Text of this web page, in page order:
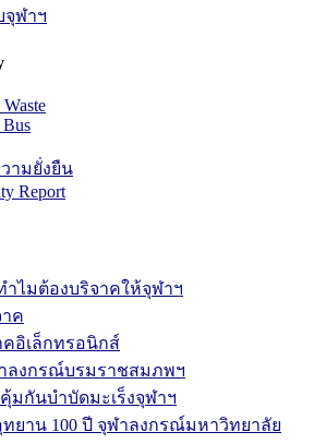
จุฬาฯ
ามยั่งยืน
Report
ำไมต้องบริจาคให้จุฬาฯ
ค
คอิเล็กทรอนิกส์
ลงกรณ์บรมราชสมภพฯ
มกันบำบัดมะเร็งจุฬาฯ
ยาน 100 ปี จุฬาลงกรณ์มหาวิทยาลัย